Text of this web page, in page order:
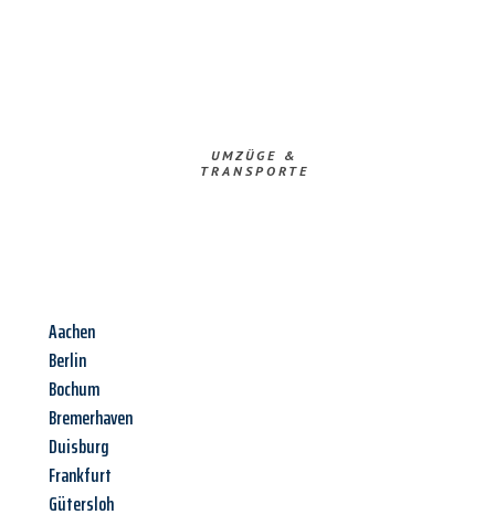
UMZÜGE &
TRANSPORTE
Aachen
Berlin
Bochum
Bremerhaven
Duisburg
Frankfurt
Gütersloh